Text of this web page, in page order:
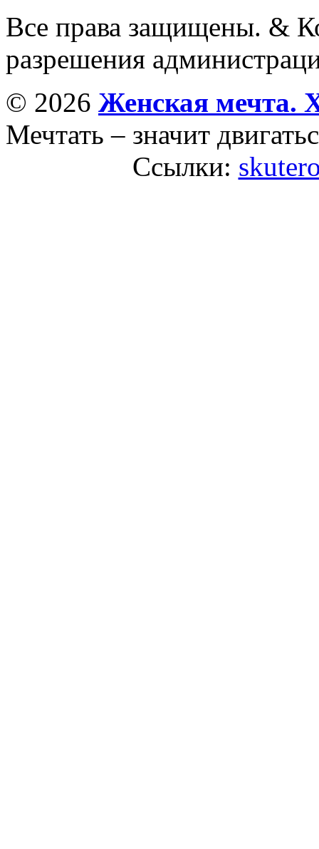
Все права защищены. &
разрешения
© 2026 Женская мечта.
Мечтать – значит
Ссылки: